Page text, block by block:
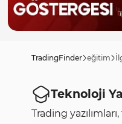
TradingFinder eğitim
Teknoloji
Trading